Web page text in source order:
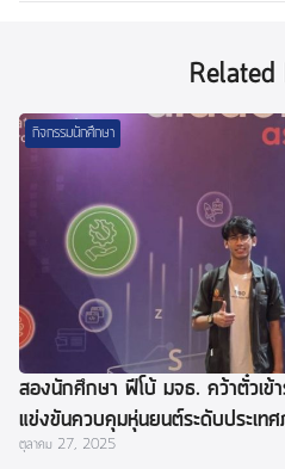
Related
กิจกรรมนักศึกษา
สองนักศึกษา ฟีโบ้ มจธ. คว้าตั๋วเ
แข่งขันควบคุมหุ่นยนต์ระดับประเท
4.0
ตุลาคม 27, 2025